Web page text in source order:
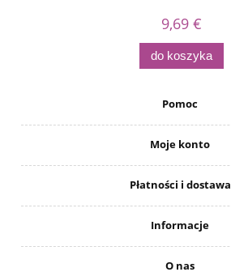
9,69 €
do koszyka
Pomoc
Moje konto
Płatności i dostawa
Informacje
O nas